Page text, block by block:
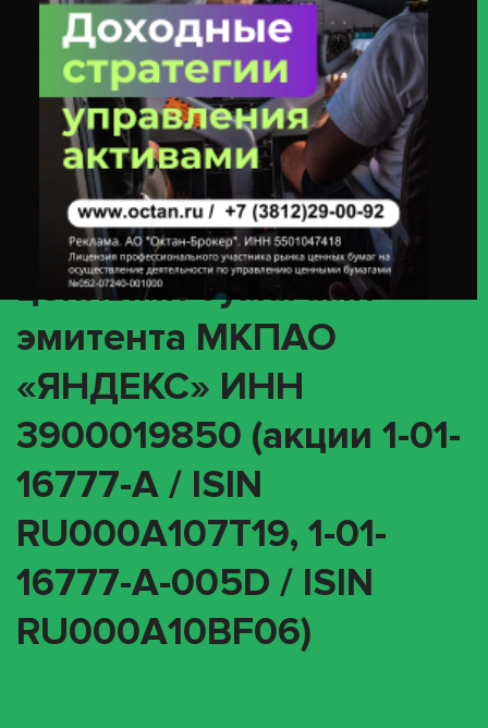
(DVCA) О
корпоративном
действии «Выплата
дивидендов в виде
денежных средств» с
ценными бумагами
эмитента МКПАО
«ЯНДЕКС» ИНН
3900019850 (акции 1-01-
16777-A / ISIN
RU000A107T19, 1-01-
16777-A-005D / ISIN
RU000A10BF06)